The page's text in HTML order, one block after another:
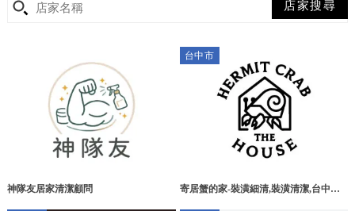
神隊友居家清潔顧問
台中市
寄居蟹的家-裝潢細清,裝潢清潔,台中裝